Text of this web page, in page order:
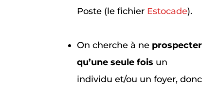
Poste (le fichier Estocade).
On cherche à ne prospecter
qu’une seule fois un
individu et/ou un foyer, donc